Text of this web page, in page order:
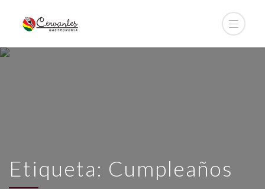
Etiqueta: Cumpleaños